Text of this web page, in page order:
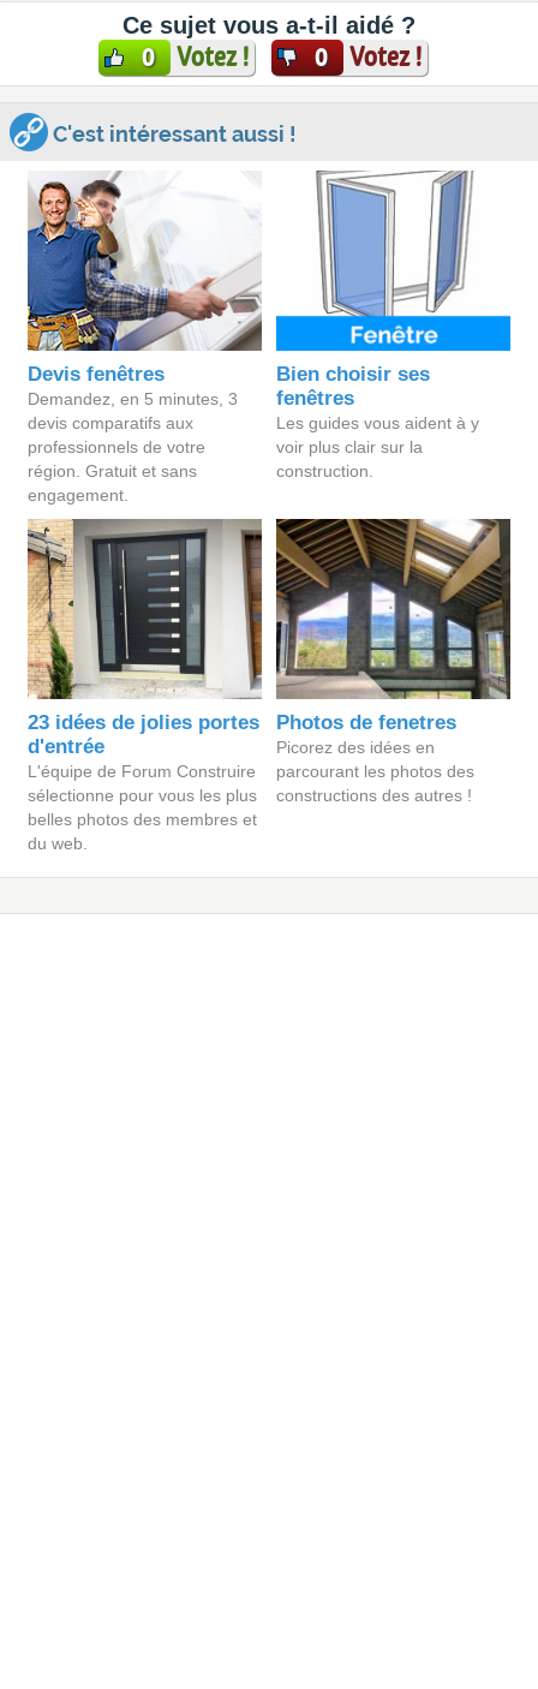
Ce sujet vous a-t-il aidé ?
0 Votez ! 0 Votez !
C'est intéressant aussi !
Devis fenêtres
Demandez, en 5 minutes, 3
devis comparatifs aux
professionnels de votre
région. Gratuit et sans
engagement.
Bien choisir ses
fenêtres
Les guides vous aident à y
voir plus clair sur la
construction.
23 idées de jolies portes
d'entrée
L'équipe de Forum Construire
sélectionne pour vous les plus
belles photos des membres et
du web.
Photos de fenetres
Picorez des idées en
parcourant les photos des
constructions des autres !